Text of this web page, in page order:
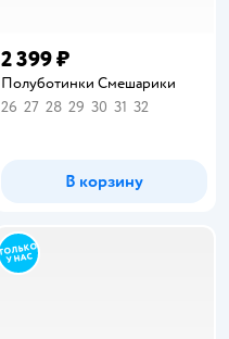
2 399 ₽
Полуботинки Смешарики
26 27 28 29 30 31 32
В корзину